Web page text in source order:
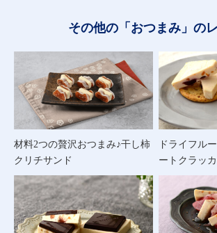
その他の「おつまみ」の
材料2つの贅沢おつまみ♪干し柿
クリチサンド
ドライフル
ートクラッ